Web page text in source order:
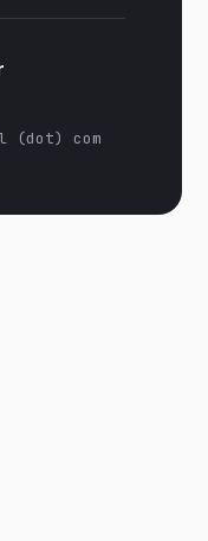
(dot) com